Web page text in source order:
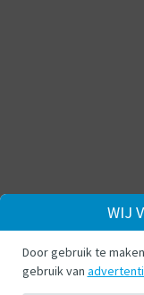
WIJ
Door gebruik te
gebruik van